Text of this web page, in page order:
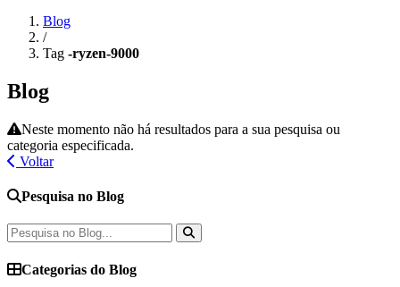
Blog
/
Tag -ryzen-9000
Blog
Neste momento não há resultados para a sua pesquisa ou
categoria especificada.
Voltar
Pesquisa no Blog
Categorias do Blog